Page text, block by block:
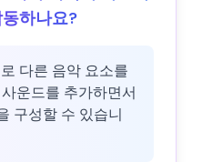
하나요?
다른 음악 요소를
운드를 추가하면서
구성할 수 있습니